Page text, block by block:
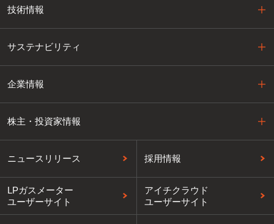
技術情報
サステナビリティ
企業情報
株主・投資家情報
ニュースリリース 採用情報
LPガスメーター
ユーザーサイト
アイチクラウド
ユーザーサイト